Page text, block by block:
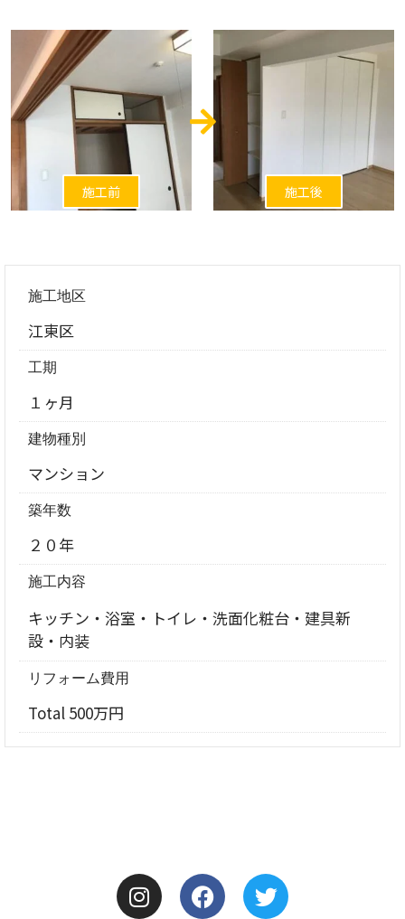
施工前 施工後
施工地区
江東区
工期
１ヶ月
建物種別
マンション
築年数
２０年
施工内容
キッチン・浴室・トイレ・洗面化粧台・建具新
設・内装
リフォーム費用
Total 500万円